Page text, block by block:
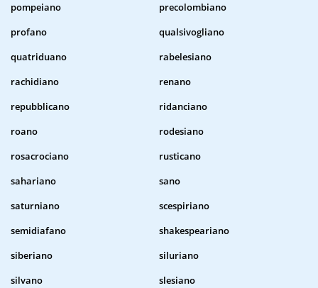
pompeiano
precolombiano
profano
qualsivogliano
quatriduano
rabelesiano
rachidiano
renano
repubblicano
ridanciano
roano
rodesiano
rosacrociano
rusticano
sahariano
sano
saturniano
scespiriano
semidiafano
shakespeariano
siberiano
siluriano
silvano
slesiano